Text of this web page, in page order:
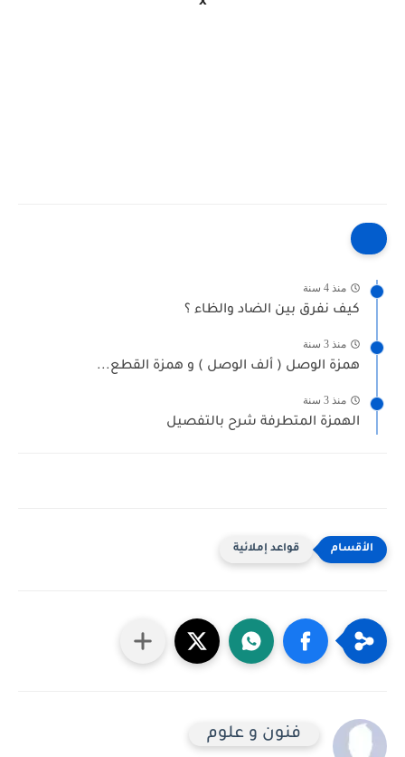
منذ 4 سنة
كيف نفرق بين الضاد والظاء ؟
منذ 3 سنة
همزة الوصل ( ألف الوصل ) و همزة القطع...
منذ 3 سنة
الهمزة المتطرفة شرح بالتفصيل
قواعد إملائية
فنون و علوم